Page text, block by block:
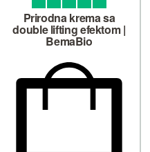
Ocenjeno sa
Prirodna krema sa
double lifting efektom |
BemaBio